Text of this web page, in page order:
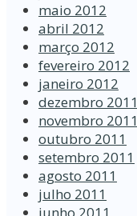
maio 2012
abril 2012
março 2012
fevereiro 2012
janeiro 2012
dezembro 2011
novembro 2011
outubro 2011
setembro 2011
agosto 2011
julho 2011